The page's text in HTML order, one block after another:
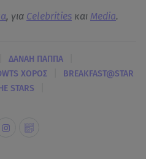
, για Celebrities και Media.
ΔΑΝΑΗ ΠΑΠΠΑ
ΧΟΡΟΣ BREAKFAST@STAR
STARS